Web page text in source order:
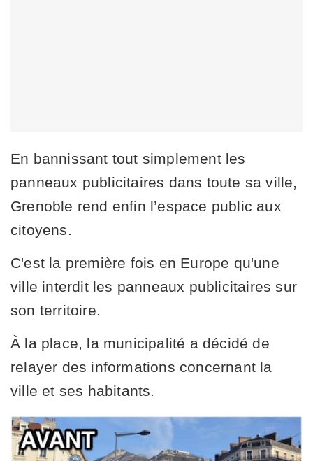
En bannissant tout simplement les
panneaux publicitaires dans toute sa ville,
Grenoble rend enfin l’espace public aux
citoyens.
C'est la première fois en Europe qu'une
ville interdit les panneaux publicitaires sur
son territoire.
À la place, la municipalité a décidé de
relayer des informations concernant la
ville et ses habitants.